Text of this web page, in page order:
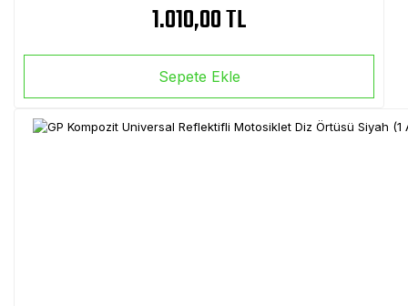
1.010,00 TL
Sepete Ekle